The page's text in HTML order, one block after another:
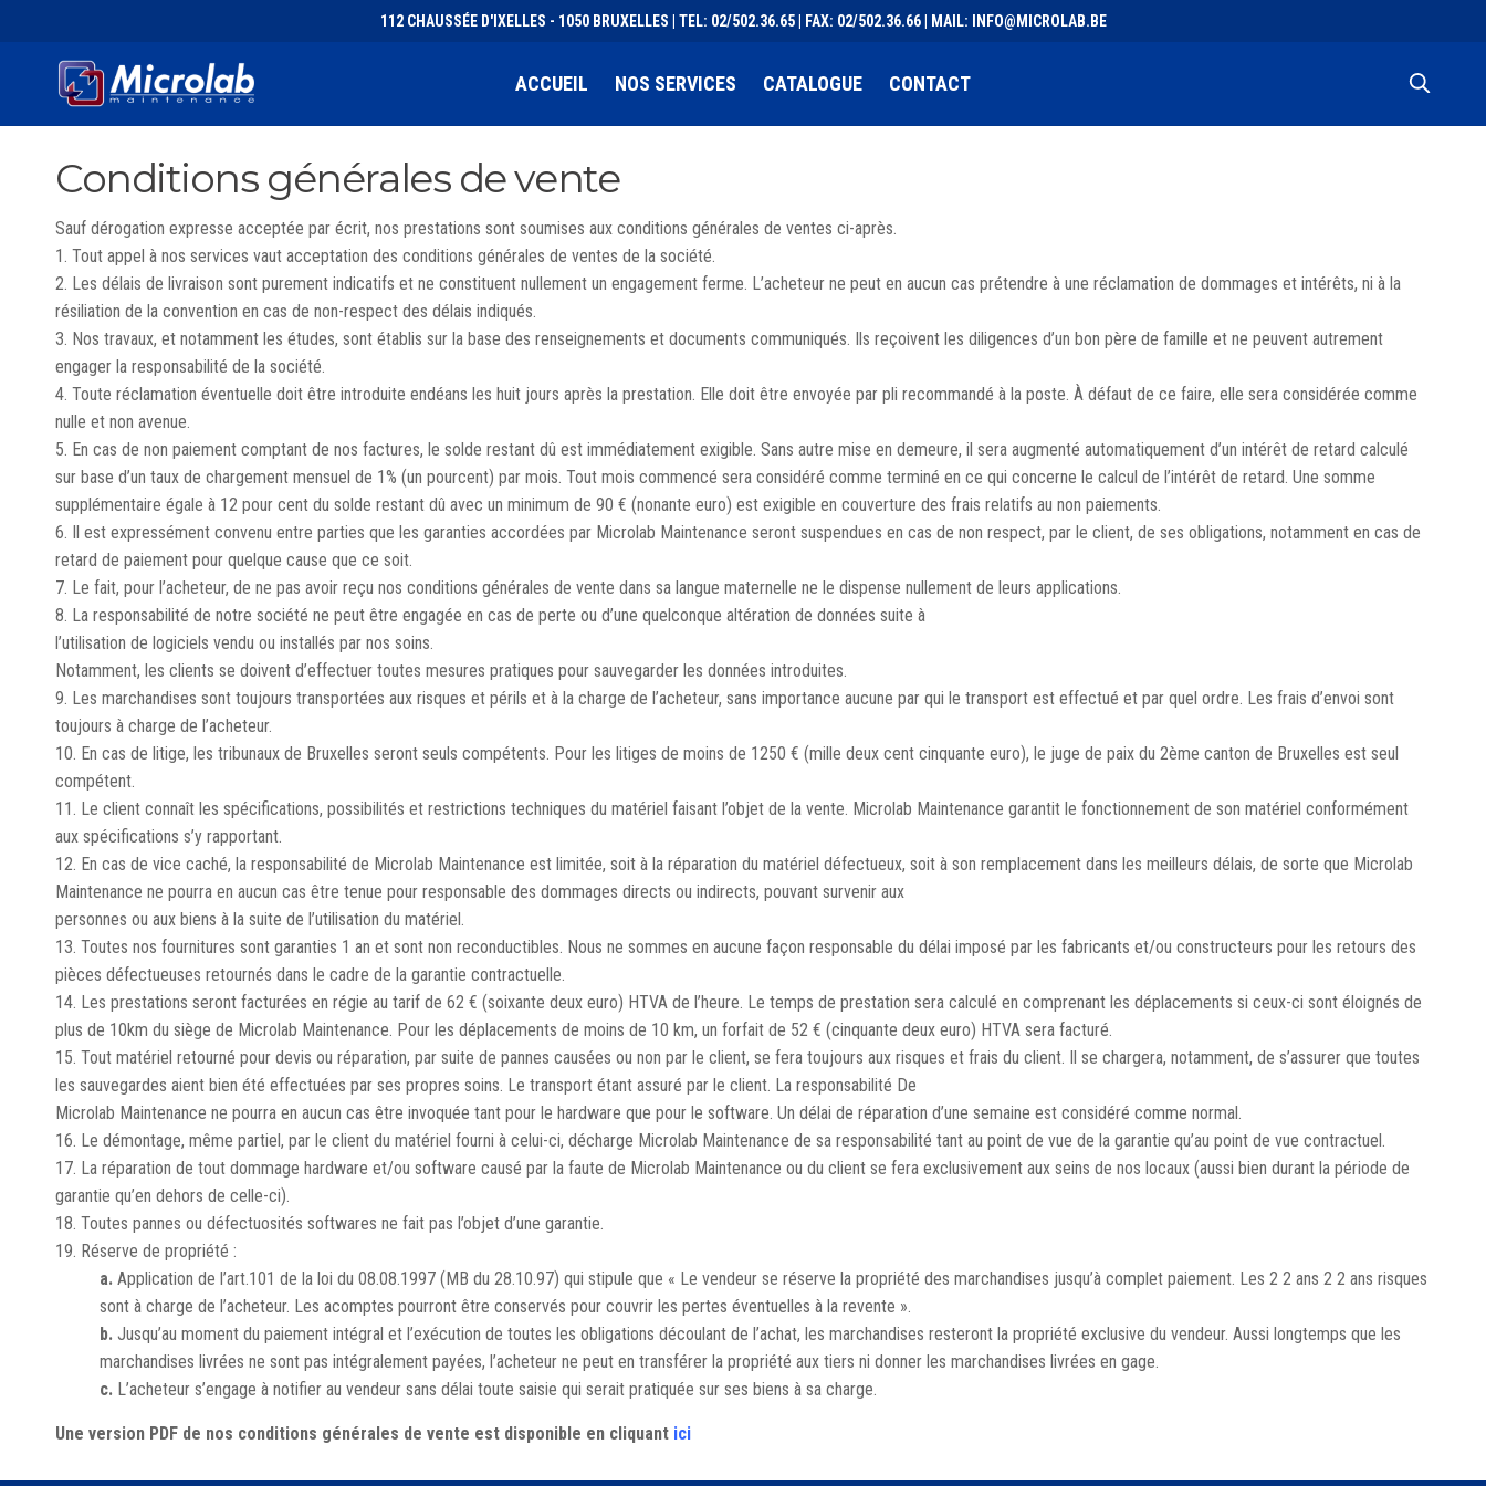
112 CHAUSSÉE D'IXELLES - 1050 BRUXELLES | TEL: 02/502.36.65 | FAX: 02/502.36.66 | MAIL: INFO@MICROLAB.BE
ACCUEIL NOS SERVICES CATALOGUE CONTACT
Conditions générales de vente
Sauf dérogation expresse acceptée par écrit, nos prestations sont soumises aux conditions générales de ventes ci-après.
1. Tout appel à nos services vaut acceptation des conditions générales de ventes de la société.
2. Les délais de livraison sont purement indicatifs et ne constituent nullement un engagement ferme. L’acheteur ne peut en aucun cas prétendre à une réclamation de dommages et intérêts, ni à la
résiliation de la convention en cas de non-respect des délais indiqués.
3. Nos travaux, et notamment les études, sont établis sur la base des renseignements et documents communiqués. Ils reçoivent les diligences d’un bon père de famille et ne peuvent autrement
engager la responsabilité de la société.
4. Toute réclamation éventuelle doit être introduite endéans les huit jours après la prestation. Elle doit être envoyée par pli recommandé à la poste. À défaut de ce faire, elle sera considérée comme
nulle et non avenue.
5. En cas de non paiement comptant de nos factures, le solde restant dû est immédiatement exigible. Sans autre mise en demeure, il sera augmenté automatiquement d’un intérêt de retard calculé
sur base d’un taux de chargement mensuel de 1% (un pourcent) par mois. Tout mois commencé sera considéré comme terminé en ce qui concerne le calcul de l’intérêt de retard. Une somme
supplémentaire égale à 12 pour cent du solde restant dû avec un minimum de 90 € (nonante euro) est exigible en couverture des frais relatifs au non paiements.
6. Il est expressément convenu entre parties que les garanties accordées par Microlab Maintenance seront suspendues en cas de non respect, par le client, de ses obligations, notamment en cas de
retard de paiement pour quelque cause que ce soit.
7. Le fait, pour l’acheteur, de ne pas avoir reçu nos conditions générales de vente dans sa langue maternelle ne le dispense nullement de leurs applications.
8. La responsabilité de notre société ne peut être engagée en cas de perte ou d’une quelconque altération de données suite à
l’utilisation de logiciels vendu ou installés par nos soins.
Notamment, les clients se doivent d’effectuer toutes mesures pratiques pour sauvegarder les données introduites.
9. Les marchandises sont toujours transportées aux risques et périls et à la charge de l’acheteur, sans importance aucune par qui le transport est effectué et par quel ordre. Les frais d’envoi sont
toujours à charge de l’acheteur.
10. En cas de litige, les tribunaux de Bruxelles seront seuls compétents. Pour les litiges de moins de 1250 € (mille deux cent cinquante euro), le juge de paix du 2ème canton de Bruxelles est seul
compétent.
11. Le client connaît les spécifications, possibilités et restrictions techniques du matériel faisant l’objet de la vente. Microlab Maintenance garantit le fonctionnement de son matériel conformément
aux spécifications s’y rapportant.
12. En cas de vice caché, la responsabilité de Microlab Maintenance est limitée, soit à la réparation du matériel défectueux, soit à son remplacement dans les meilleurs délais, de sorte que Microlab
Maintenance ne pourra en aucun cas être tenue pour responsable des dommages directs ou indirects, pouvant survenir aux
personnes ou aux biens à la suite de l’utilisation du matériel.
13. Toutes nos fournitures sont garanties 1 an et sont non reconductibles. Nous ne sommes en aucune façon responsable du délai imposé par les fabricants et/ou constructeurs pour les retours des
pièces défectueuses retournés dans le cadre de la garantie contractuelle.
14. Les prestations seront facturées en régie au tarif de 62 € (soixante deux euro) HTVA de l’heure. Le temps de prestation sera calculé en comprenant les déplacements si ceux-ci sont éloignés de
plus de 10km du siège de Microlab Maintenance. Pour les déplacements de moins de 10 km, un forfait de 52 € (cinquante deux euro) HTVA sera facturé.
15. Tout matériel retourné pour devis ou réparation, par suite de pannes causées ou non par le client, se fera toujours aux risques et frais du client. Il se chargera, notamment, de s’assurer que toutes
les sauvegardes aient bien été effectuées par ses propres soins. Le transport étant assuré par le client. La responsabilité De
Microlab Maintenance ne pourra en aucun cas être invoquée tant pour le hardware que pour le software. Un délai de réparation d’une semaine est considéré comme normal.
16. Le démontage, même partiel, par le client du matériel fourni à celui-ci, décharge Microlab Maintenance de sa responsabilité tant au point de vue de la garantie qu’au point de vue contractuel.
17. La réparation de tout dommage hardware et/ou software causé par la faute de Microlab Maintenance ou du client se fera exclusivement aux seins de nos locaux (aussi bien durant la période de
garantie qu’en dehors de celle-ci).
18. Toutes pannes ou défectuosités softwares ne fait pas l’objet d’une garantie.
19. Réserve de propriété :
a. Application de l’art.101 de la loi du 08.08.1997 (MB du 28.10.97) qui stipule que « Le vendeur se réserve la propriété des marchandises jusqu’à complet paiement. Les 2 2 ans 2 2 ans risques
sont à charge de l’acheteur. Les acomptes pourront être conservés pour couvrir les pertes éventuelles à la revente ».
b. Jusqu’au moment du paiement intégral et l’exécution de toutes les obligations découlant de l’achat, les marchandises resteront la propriété exclusive du vendeur. Aussi longtemps que les
marchandises livrées ne sont pas intégralement payées, l’acheteur ne peut en transférer la propriété aux tiers ni donner les marchandises livrées en gage.
c. L’acheteur s’engage à notifier au vendeur sans délai toute saisie qui serait pratiquée sur ses biens à sa charge.
Une version PDF de nos conditions générales de vente est disponible en cliquant ici